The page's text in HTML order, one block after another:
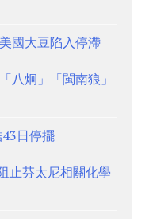
國大豆陷入停滯
八炯」「閩南狼」
日停擺
止芬太尼相關化學